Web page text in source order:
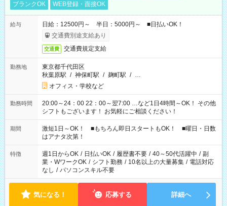
ブランクOK
WEB登録・面接OK
給与
日給：12500円～ 半日：5000円～ ■日払いOK！
交通費別途支給あり
交通費 交通費規定支給
勤務地
東京都千代田区
秋葉原駅 / 神保町駅 / 麹町駅 / …
オフィス・学校など
勤務時間
20:00～24：00 22：00～翌7:00 …など1日4時間～OK！ その他
シフトもございます！ お気軽にご相談ください！
期間
激短1日～OK！ ■もちろん即日スタートもOK！ ■曜日・日数
はアナタ次第！
特徴 週1日からOK / 日払いOK / 履歴書不要 / 40～50代活躍中 / 副
業・WワークOK / シフト勤務 / 10名以上の大量募集 / 電話対応
なし / パソコンスキル不要
気になる！ 応募する 詳細へ